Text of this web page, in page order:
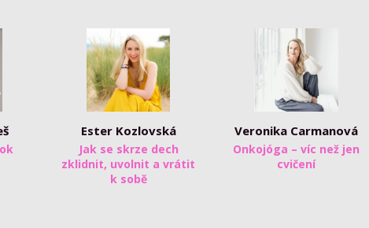
Ester Kozlovská
Jak se skrze dech
zklidnit, uvolnit a vrátit
k sobě
Veronika Carmanová
Onkojóga – víc než jen
cvičení